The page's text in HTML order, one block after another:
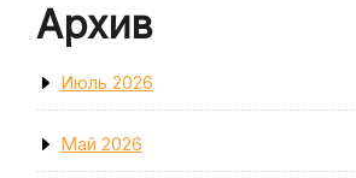
Архив
Июль 2026
Май 2026